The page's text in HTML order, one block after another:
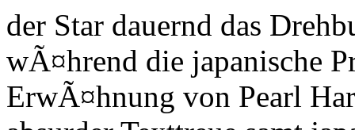
der Star dauernd das
wÃ¤hrend die japanische
ErwÃ¤hnung von Pearl